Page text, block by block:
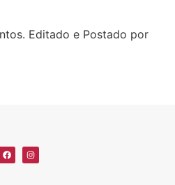
Editado e Postado por